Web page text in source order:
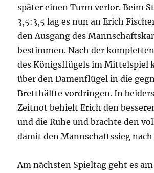
später einen Turm verlor. Beim
3,5:3,5 lag es nun an Erich
den Ausgang des
bestimmen. Nach der
des Königsflügels im Mittelspiel
über den Damenflügel in die
Bretthälfte vordringen. In
Zeitnot behielt Erich den
und die Ruhe und brachte den
damit den Mannschaftssieg nach
Am nächsten Spieltag geht es am